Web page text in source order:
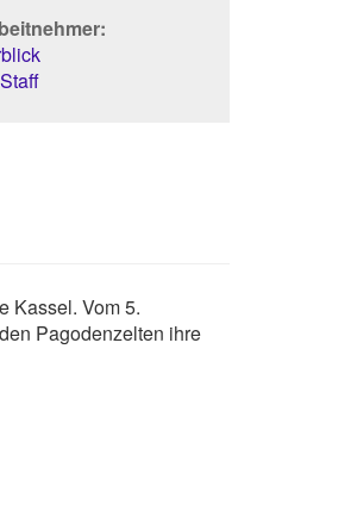
Kassel. Vom 5.
Pagodenzelten ihre